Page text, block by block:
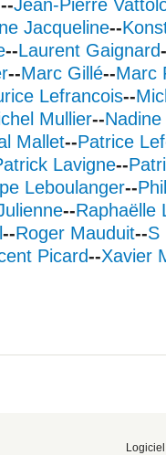
--Jean-Pierre
Jacqueline--
--Laurent Gaignard
--Marc Gillé--Marc
Lefrancois--
Mullier--
Mallet--Patrice
Lavigne--
Leboulanger--
--Raphaëlle
--Roger Mauduit--S
Picard--Xavier